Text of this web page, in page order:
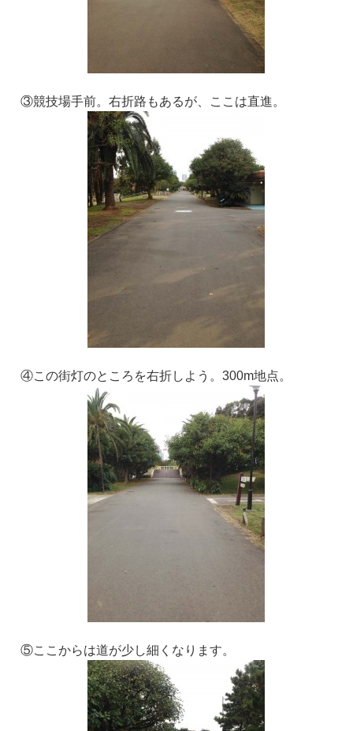
③競技場手前。右折路もあるが、ここは直進。
④この街灯のところを右折しよう。300m地点。
⑤ここからは道が少し細くなります。